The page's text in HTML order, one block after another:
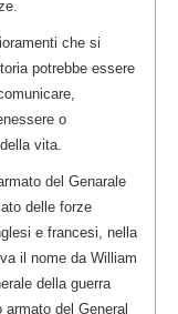
che si
potrebbe essere
o
vita.
del Genarale
delle forze
e francesi, nella
il nome da William
della guerra
armato del General